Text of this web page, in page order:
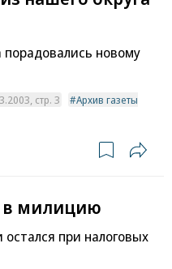
новому
стр. 3
Архив газеты
в милицию
при налоговых